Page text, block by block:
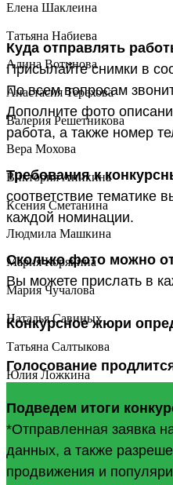
Куда отправлять
Присылайте снимки в
По всем вопросам
Дополните фото
работа, а также номер
Требования к
соответствие тематике
каждой номинации.
Сколько фото можно
Вы можете прислать в
Конкурсное жюри
Голосование
Подведем итоги
*Отправленная заявка
данных, а также
продвижения и
Елена Шаклеина
Татьяна Набиева
Алина Вотинова
Анастасия Терехова
Валерия Решетникова
Вера Мохова
Виктория Аникина
Ксения Сметанина
Людмила Машкина
Мария Корякина
Мария Чучалова
Наталья Савиных
Татьяна Салтыкова
Юлия Ложкина